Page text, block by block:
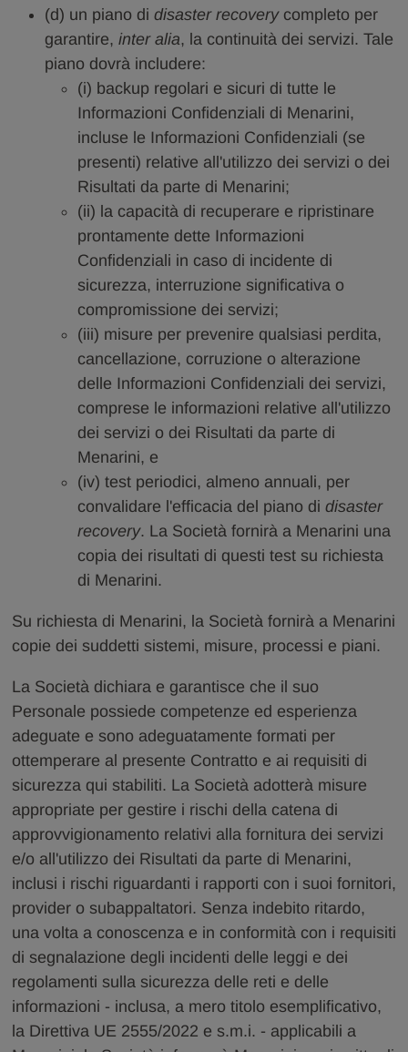
(d) un piano di disaster recoverycompleto per
garantire, inter alia, la continuità dei servizi. Tale
piano dovrà includere:
(i) backup regolari e sicuri di tutte le
Informazioni Confidenziali di Menarini,
incluse le Informazioni Confidenziali (se
presenti) relative all'utilizzo dei servizi o dei
Risultati da parte di Menarini;
(ii) la capacità di recuperare e ripristinare
prontamente dette Informazioni
Confidenziali in caso di incidente di
sicurezza, interruzione significativa o
compromissione dei servizi;
(iii) misure per prevenire qualsiasi perdita,
cancellazione, corruzione o alterazione
delle Informazioni Confidenziali dei servizi,
comprese le informazioni relative all'utilizzo
dei servizi o dei Risultati da parte di
Menarini, e
(iv) test periodici, almeno annuali, per
convalidare l'efficacia del piano di disaster
recovery. La Società fornirà a Menarini una
copia dei risultati di questi test su richiesta
di Menarini.
Su richiesta di Menarini, la Società fornirà a Menarini
copie dei suddetti sistemi, misure, processi e piani.
La Società dichiara e garantisce che il suo
Personale possiede competenze ed esperienza
adeguate e sono adeguatamente formati per
ottemperare al presente Contratto e ai requisiti di
sicurezza qui stabiliti. La Società adotterà misure
appropriate per gestire i rischi della catena di
approvvigionamento relativi alla fornitura dei servizi
e/o all'utilizzo dei Risultati da parte di Menarini,
inclusi i rischi riguardanti i rapporti con i suoi fornitori,
provider o subappaltatori. Senza indebito ritardo,
una volta a conoscenza e in conformità con i requisiti
di segnalazione degli incidenti delle leggi e dei
regolamenti sulla sicurezza delle reti e delle
informazioni - inclusa, a mero titolo esemplificativo,
la Direttiva UE 2555/2022 e s.m.i. - applicabili a